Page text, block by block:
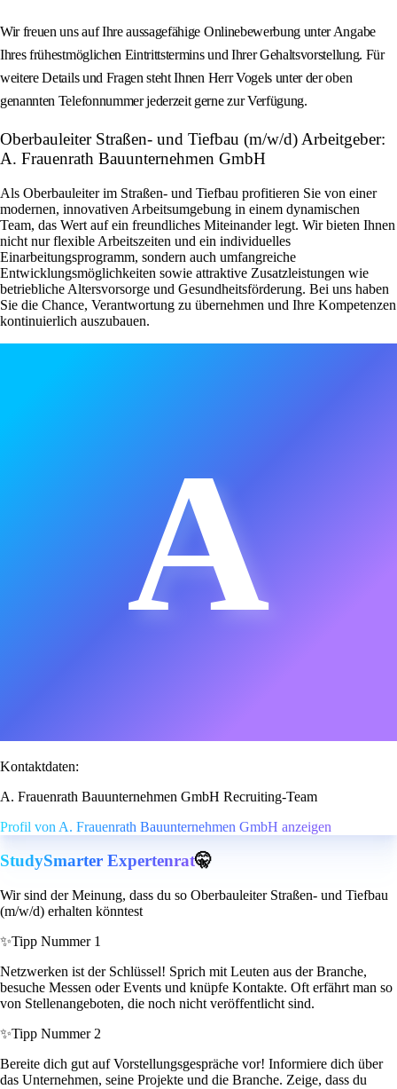
Wir freuen uns auf Ihre aussagefähige Onlinebewerbung unter Angabe
Ihres frühestmöglichen Eintrittstermins und Ihrer Gehaltsvorstellung. Für
weitere Details und Fragen steht Ihnen Herr Vogels unter der oben
genannten Telefonnummer jederzeit gerne zur Verfügung.
Oberbauleiter Straßen- und Tiefbau (m/w/d) Arbeitgeber:
A. Frauenrath Bauunternehmen GmbH
Als Oberbauleiter im Straßen- und Tiefbau profitieren Sie von einer
modernen, innovativen Arbeitsumgebung in einem dynamischen
Team, das Wert auf ein freundliches Miteinander legt. Wir bieten Ihnen
nicht nur flexible Arbeitszeiten und ein individuelles
Einarbeitungsprogramm, sondern auch umfangreiche
Entwicklungsmöglichkeiten sowie attraktive Zusatzleistungen wie
betriebliche Altersvorsorge und Gesundheitsförderung. Bei uns haben
Sie die Chance, Verantwortung zu übernehmen und Ihre Kompetenzen
kontinuierlich auszubauen.
A
Kontaktdaten:
A. Frauenrath Bauunternehmen GmbH Recruiting-Team
Profil von A. Frauenrath Bauunternehmen GmbH anzeigen
StudySmarter Expertenrat🤫
Wir sind der Meinung, dass du so Oberbauleiter Straßen- und Tiefbau
(m/w/d) erhalten könntest
✨Tipp Nummer 1
Netzwerken ist der Schlüssel! Sprich mit Leuten aus der Branche,
besuche Messen oder Events und knüpfe Kontakte. Oft erfährt man so
von Stellenangeboten, die noch nicht veröffentlicht sind.
✨Tipp Nummer 2
Bereite dich gut auf Vorstellungsgespräche vor! Informiere dich über
das Unternehmen, seine Projekte und die Branche. Zeige, dass du